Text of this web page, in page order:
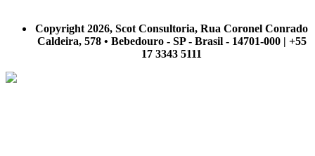
Copyright 2026, Scot Consultoria, Rua Coronel Conrado
Caldeira, 578 • Bebedouro - SP - Brasil - 14701-000 | +55
17 3343 5111